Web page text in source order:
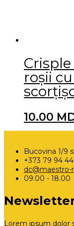
roșii
10.00
Bucovina 1/9
+373 79 94 44
09.00 - 18.00
Lorem ipsum dolor